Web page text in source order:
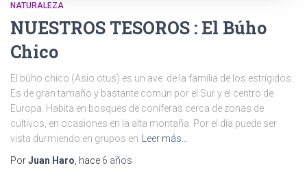
NATURALEZA
NUESTROS TESOROS : El Búho
Chico
El búho chico (Asio otus) es un ave de la familia de los estrígidos.
Es de gran tamaño y bastante común por el Sur y el centro de
Europa. Habita en bosques de coníferas cerca de zonas de
cultivos, en ocasiones en la alta montaña. Por el día puede ser
vista durmiendo en grupos en Leer más…
PorJuan Haro, hace 6 años